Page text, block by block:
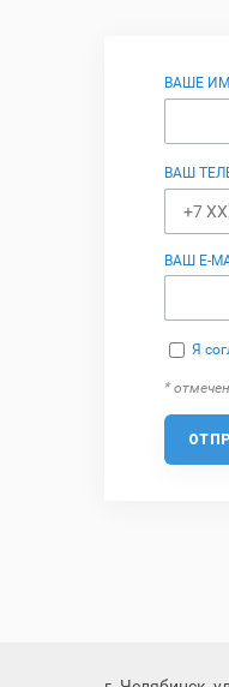
ВАШЕ
ВАШ
ВАШ E-
Я
*